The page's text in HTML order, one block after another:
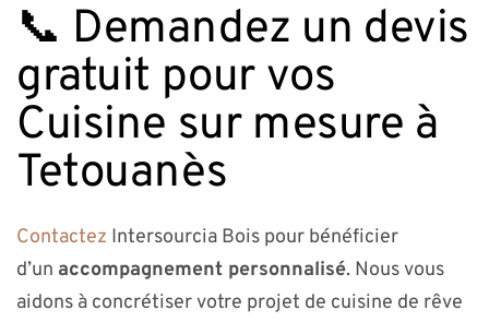
📞 Demandez un devis
gratuit pour vos
Cuisine sur mesure à
Tetouanès
Contactez Intersourcia Bois pour bénéficier
d’un accompagnement personnalisé. Nous vous
aidons à concrétiser votre projet de cuisine de rêve